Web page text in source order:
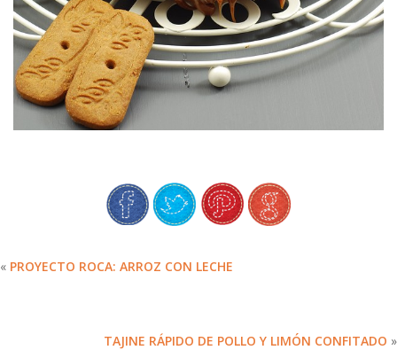
« PROYECTO ROCA: ARROZ CON LECHE
TAJINE RÁPIDO DE POLLO Y LIMÓN CONFITADO »